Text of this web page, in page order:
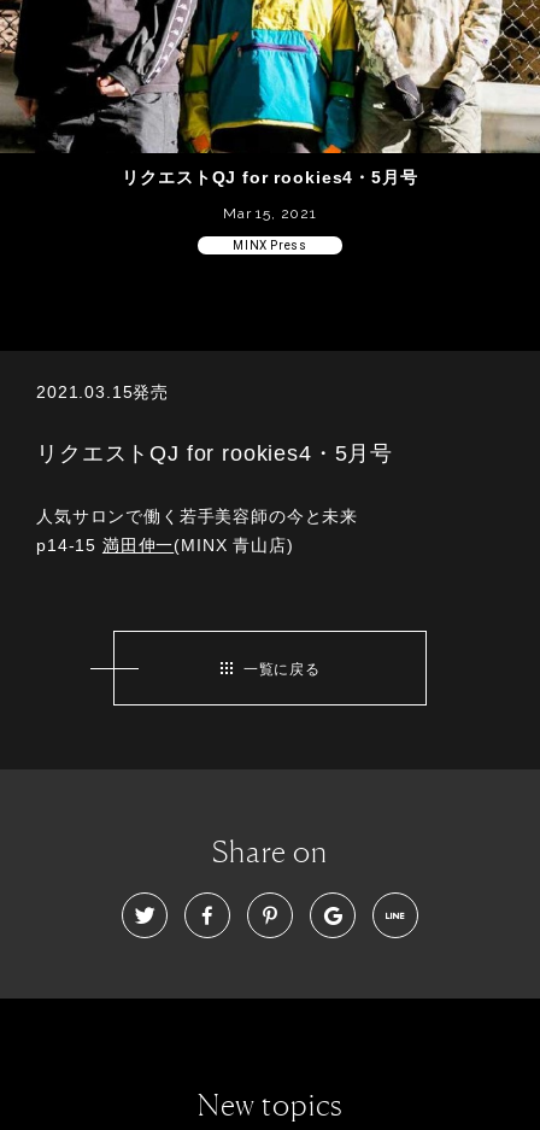
リクエストQJ for rookies4・5月号
Mar 15, 2021
MINX Press
2021.03.15発売
リクエストQJ for rookies4・5月号
人気サロンで働く若手美容師の今と未来
p14-15 満田伸一(MINX 青山店)
一覧に戻る
Share on
New topics